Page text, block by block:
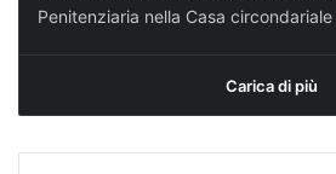
Penitenziaria nella Casa
Carica di più